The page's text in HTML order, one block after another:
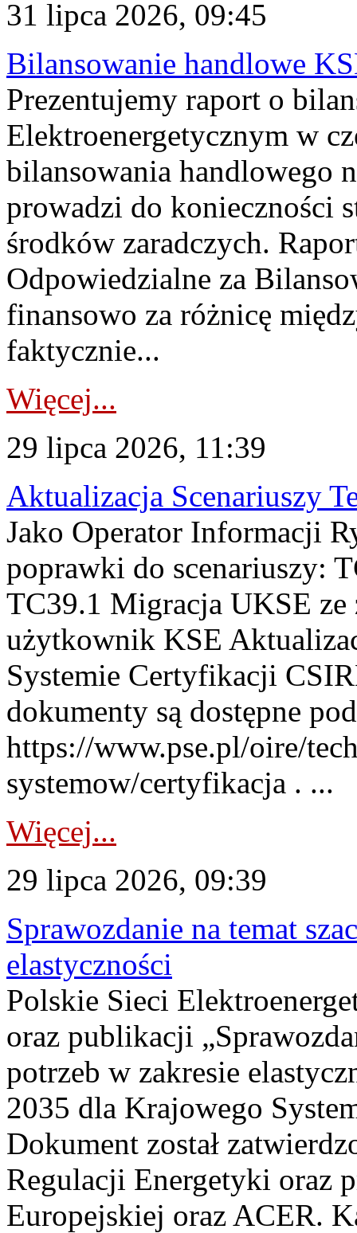
31 lipca 2026, 09:45
Bilansowanie handlowe
Prezentujemy raport o
Elektroenergetycznym w
bilansowania handlowego
prowadzi do konieczności
środków zaradczych.
Odpowiedzialne za
finansowo za różnicę
faktycznie...
Więcej...
29 lipca 2026, 11:39
Aktualizacja Scenariuszy
Jako Operator Informacji
poprawki do scenariuszy:
TC39.1 Migracja UKSE
użytkownik KSE
Systemie Certyfikacji
dokumenty są dostępne
https://www.pse.pl/oire/
systemow/certyfikacja . ...
Więcej...
29 lipca 2026, 09:39
Sprawozdanie na temat
elastyczności
Polskie Sieci
oraz publikacji
potrzeb w zakresie
2035 dla Krajowego
Dokument został
Regulacji Energetyki oraz
Europejskiej oraz ACER.